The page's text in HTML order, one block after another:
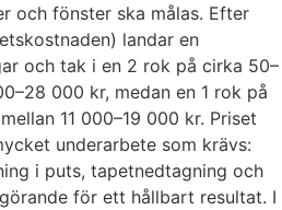
och fönster ska målas. Efter
landar en
och tak i en 2 rok på cirka 50–
000 kr, medan en 1 rok på
11 000–19 000 kr. Priset
underarbete som krävs:
i puts, tapetnedtagning och
för ett hållbart resultat. I